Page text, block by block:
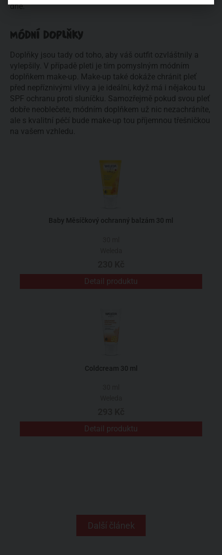
dne.
MÓDNÍ DOPLŇKY
Doplňky jsou tady od toho, aby váš outfit ozvláštnily a
vylepšily. V případě pleti je tím pomyslným módním
doplňkem make-up. Make-up také dokáže chránit pleť
před nepříznivými vlivy a je ideální, když má i nějakou tu
SPF ochranu proti sluníčku. Samozřejmě pokud svou pleť
dobře neoblečete, módním doplňkem už nic nezachráníte,
ale s kvalitní péčí bude make-up tou příjemnou třešničkou
na vašem vzhledu.
Baby Měsíčkový ochranný balzám 30 ml
Detail produktu
Coldcream 30 ml
Detail produktu
Další článek